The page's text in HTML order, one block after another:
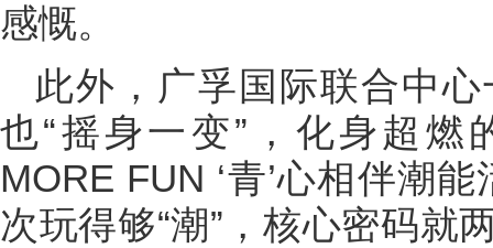
感慨。
此外，广孚国际联合中
也“摇身一变”，化身超
MORE FUN ‘青’心相伴潮
次玩得够“潮”，核心密码就